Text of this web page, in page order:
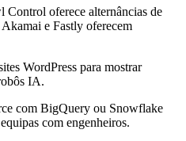
oferece alternâncias de
e Fastly oferecem
WordPress para mostrar
IA.
com BigQuery ou Snowflake
com engenheiros.